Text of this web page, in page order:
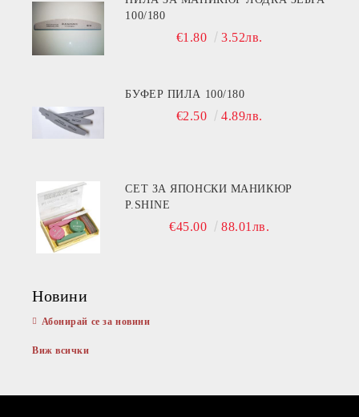
100/180
€1.80 3.52лв.
БУФЕР ПИЛА 100/180
€2.50 4.89лв.
СЕТ ЗА ЯПОНСКИ МАНИКЮР
P.SHINE
€45.00 88.01лв.
Новини
Абонирай се за новини
Виж всички